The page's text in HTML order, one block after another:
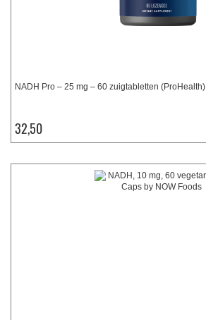
NADH Pro – 25 mg – 60 zuigtabletten (ProHealth)
32,50